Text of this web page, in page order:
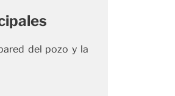
del pozo y la